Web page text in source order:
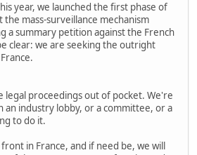
year, we launched the first phase of
the mass-surveillance mechanism
a summary petition against the French
clear: we are seeking the outright
legal proceedings out of pocket. We're
an industry lobby, or a committee, or a
to do it.
in France, and if need be, we will